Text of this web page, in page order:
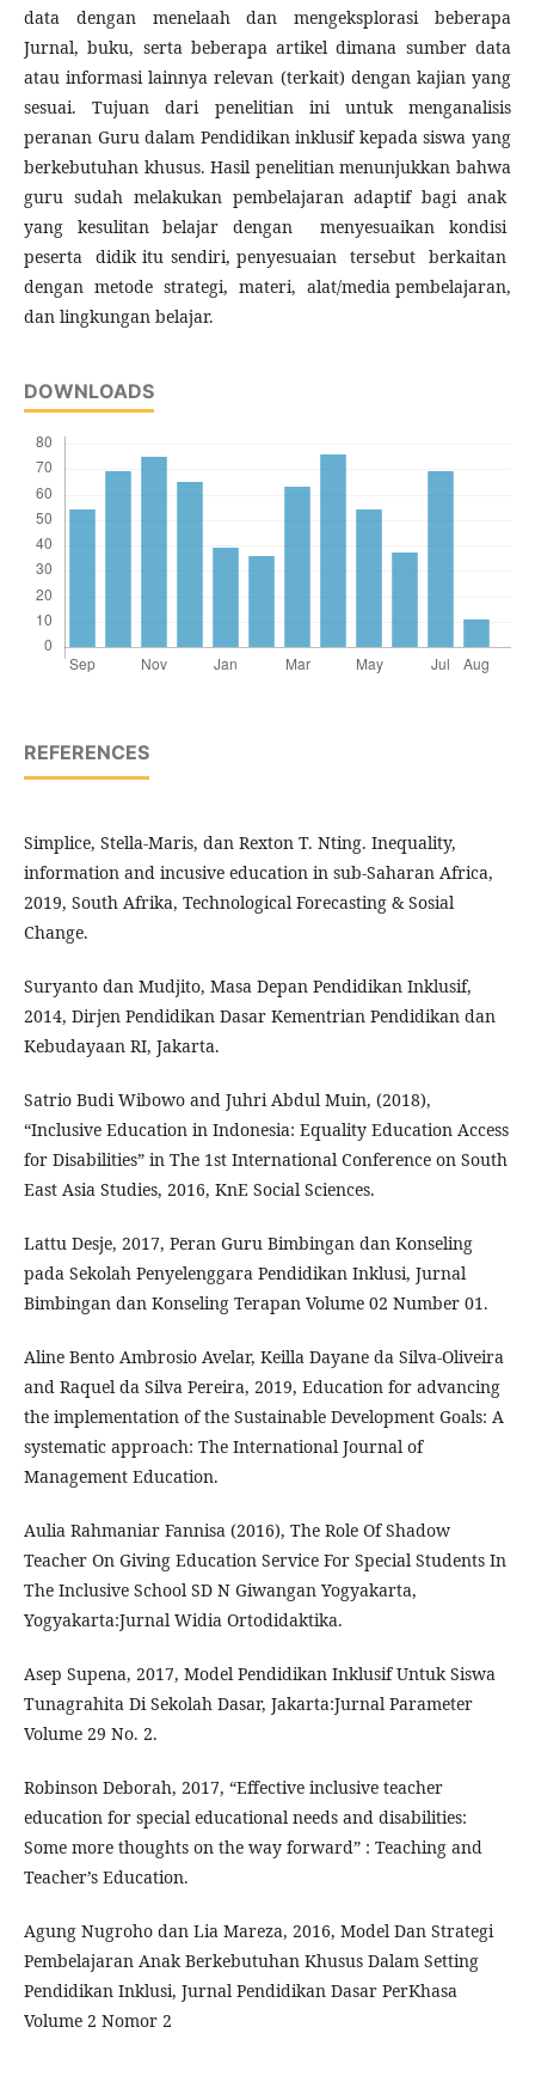
data dengan menelaah dan mengeksplorasi beberapa
Jurnal, buku, serta beberapa artikel dimana sumber data
atau informasi lainnya relevan (terkait) dengan kajian yang
sesuai. Tujuan dari penelitian ini untuk menganalisis
peranan Guru dalam Pendidikan inklusif kepada siswa yang
berkebutuhan khusus. Hasil penelitian menunjukkan bahwa
guru sudah melakukan pembelajaran adaptif bagi anak
yang kesulitan belajar dengan menyesuaikan kondisi
peserta didik itu sendiri, penyesuaian tersebut berkaitan
dengan metode strategi, materi, alat/media pembelajaran,
dan lingkungan belajar.
DOWNLOADS
REFERENCES
Simplice, Stella-Maris, dan Rexton T. Nting. Inequality,
information and incusive education in sub-Saharan Africa,
2019, South Afrika, Technological Forecasting & Sosial
Change.
Suryanto dan Mudjito, Masa Depan Pendidikan Inklusif,
2014, Dirjen Pendidikan Dasar Kementrian Pendidikan dan
Kebudayaan RI, Jakarta.
Satrio Budi Wibowo and Juhri Abdul Muin, (2018),
“Inclusive Education in Indonesia: Equality Education Access
for Disabilities” in The 1st International Conference on South
East Asia Studies, 2016, KnE Social Sciences.
Lattu Desje, 2017, Peran Guru Bimbingan dan Konseling
pada Sekolah Penyelenggara Pendidikan Inklusi, Jurnal
Bimbingan dan Konseling Terapan Volume 02 Number 01.
Aline Bento Ambrosio Avelar, Keilla Dayane da Silva-Oliveira
and Raquel da Silva Pereira, 2019, Education for advancing
the implementation of the Sustainable Development Goals: A
systematic approach: The International Journal of
Management Education.
Aulia Rahmaniar Fannisa (2016), The Role Of Shadow
Teacher On Giving Education Service For Special Students In
The Inclusive School SD N Giwangan Yogyakarta,
Yogyakarta:Jurnal Widia Ortodidaktika.
Asep Supena, 2017, Model Pendidikan Inklusif Untuk Siswa
Tunagrahita Di Sekolah Dasar, Jakarta:Jurnal Parameter
Volume 29 No. 2.
Robinson Deborah, 2017, “Effective inclusive teacher
education for special educational needs and disabilities:
Some more thoughts on the way forward” : Teaching and
Teacher’s Education.
Agung Nugroho dan Lia Mareza, 2016, Model Dan Strategi
Pembelajaran Anak Berkebutuhan Khusus Dalam Setting
Pendidikan Inklusi, Jurnal Pendidikan Dasar PerKhasa
Volume 2 Nomor 2